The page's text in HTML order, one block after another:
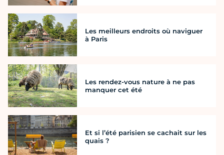
Les meilleurs endroits où naviguer
à Paris
Les rendez-vous nature à ne pas
manquer cet été
Et si l’été parisien se cachait sur les
quais ?